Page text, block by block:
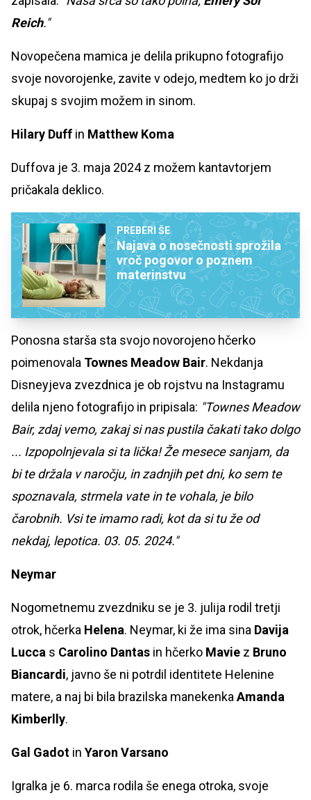
Reich."
Novopečena mamica je delila prikupno fotografijo
svoje novorojenke, zavite v odejo, medtem ko jo drži
skupaj s svojim možem in sinom.
Hilary Duff in Matthew Koma
Duffova je 3. maja 2024 z možem kantavtorjem
pričakala deklico.
PREBERI ŠE
Najava o nosečnosti sprožila
vroč pogovor o poznem
materinstvu
Ponosna starša sta svojo novorojeno hčerko
poimenovala Townes Meadow Bair. Nekdanja
Disneyjeva zvezdnica je ob rojstvu na Instagramu
delila njeno fotografijo in pripisala: "Townes Meadow
Bair, zdaj vemo, zakaj si nas pustila čakati tako dolgo
... Izpopolnjevala si ta lička! Že mesece sanjam, da
bi te držala v naročju, in zadnjih pet dni, ko sem te
spoznavala, strmela vate in te vohala, je bilo
čarobnih. Vsi te imamo radi, kot da si tu že od
nekdaj, lepotica. 03. 05. 2024."
Neymar
Nogometnemu zvezdniku se je 3. julija rodil tretji
otrok, hčerka Helena. Neymar, ki že ima sina Davija
Lucca s Carolino Dantas in hčerko Mavie z Bruno
Biancardi, javno še ni potrdil identitete Helenine
matere, a naj bi bila brazilska manekenka Amanda
Kimberlly.
Gal Gadot in Yaron Varsano
Igralka je 6. marca rodila še enega otroka, svoje